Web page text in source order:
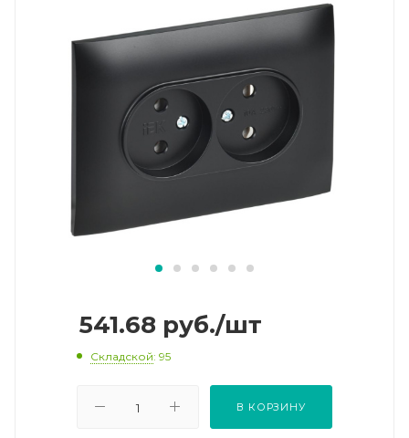
541.68 руб./шт
Складской: 95
В КОРЗИНУ